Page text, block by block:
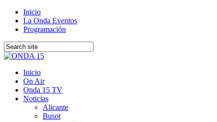
Inicio
La Onda Eventos
Programación
Inicio
On Air
Onda 15 TV
Noticias
Alicante
Busot